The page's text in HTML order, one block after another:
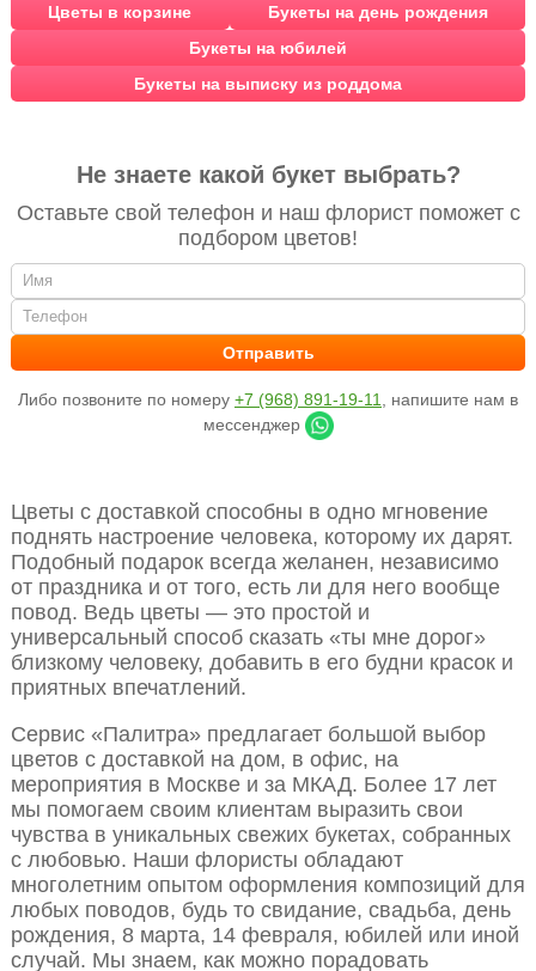
Цветы в корзине
Букеты на день рождения
Букеты на юбилей
Букеты на выписку из роддома
Не знаете какой букет выбрать?
Оставьте свой телефон и наш флорист поможет с
подбором цветов!
Либо позвоните по номеру +7 (968) 891-19-11
, напишите нам в
мессенджер
Цветы с доставкой способны в одно мгновение
поднять настроение человека, которому их дарят.
Подобный подарок всегда желанен, независимо
от праздника и от того, есть ли для него вообще
повод. Ведь цветы — это простой и
универсальный способ сказать «ты мне дорог»
близкому человеку, добавить в его будни красок и
приятных впечатлений.
Сервис «Палитра» предлагает большой выбор
цветов с доставкой на дом, в офис, на
мероприятия в Москве и за МКАД. Более 17 лет
мы помогаем своим клиентам выразить свои
чувства в уникальных свежих букетах, собранных
с любовью. Наши флористы обладают
многолетним опытом оформления композиций для
любых поводов, будь то свидание, свадьба, день
рождения, 8 марта, 14 февраля, юбилей или иной
случай. Мы знаем, как можно порадовать